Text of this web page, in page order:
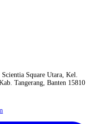
Square Utara, Kel.
Tangerang, Banten 15810